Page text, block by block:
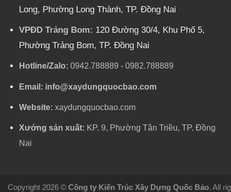
Long, Phường Long Thành, TP. Đồng Nai
VPĐD Trảng Bom: 120 Đường 30/4, Khu Phố 5,
Phường Trảng Bom, TP. Đồng Nai
Hotline/Zalo: 0942.788889 - 0982.788889
Email: info@xaydungquocbao.com
Website: xaydungquocbao.com
Xưởng sản xuất: KP. 9, Phường Tân Triều, TP. Đồng
Nai
Copyright 2026 © Công ty Kiến Trúc Xây Dựng Quốc Bảo. All